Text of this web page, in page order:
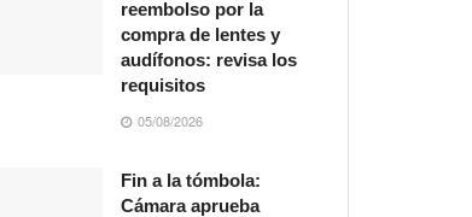
reembolso por la
compra de lentes y
audífonos: revisa los
requisitos
05/08/2026
Fin a la tómbola:
Cámara aprueba